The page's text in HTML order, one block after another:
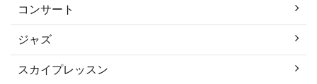
コンサート
ジャズ
スカイプレッスン